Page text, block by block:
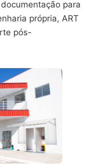
para
própria, ART
pós-